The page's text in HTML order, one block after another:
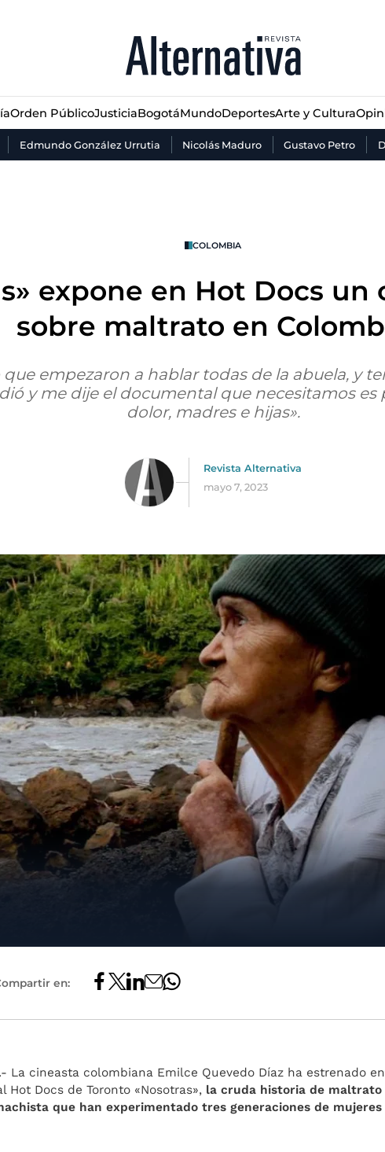
Orden PúblicoJusticiaBogotáMundoDeportesArte y Cultura
Edmundo González Urrutia Nicolás Maduro Gustavo Petro
JusticiaBogotáMundo Deportes Arte y Cultura
COLOMBIA
expone en Hot Docs un
sobre maltrato en
empezaron a hablar todas de la abuela, y
y me dije el documental que necesitamos
dolor, madres e hijas».
Revista Alternativa
mayo 7, 2023
en:
La cineasta colombiana Emilce Quevedo Díaz ha estrenado en
Docs de Toronto «Nosotras», la cruda historia de maltrato
que han experimentado tres generaciones de mujeres